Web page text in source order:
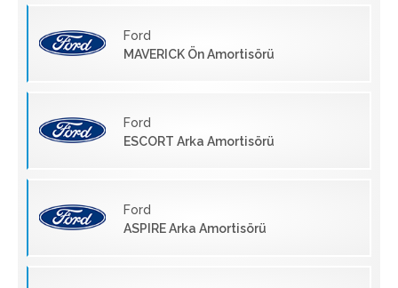
Ford
MAVERICK Ön Amortisörü
Ford
ESCORT Arka Amortisörü
Ford
ASPIRE Arka Amortisörü